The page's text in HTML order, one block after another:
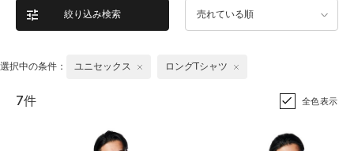
絞り込み検索 売れている順
選択中の条件： ユニセックス ロングTシャツ
7件 全色表示